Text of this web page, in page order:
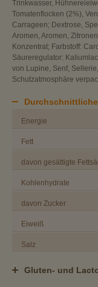
Trinkwasser,
Tomatenflocken (2%),
Carrageen; Dextrose,
Aromen, Aromen,
Konzentrat; Farbstoff:
Säureregulator:
von Lupine, Senf,
Schutzatmosphäre
Energie
Fett
davon gesättigte
Kohlenhydrate
davon Zucker
Eiweiß
Salz
Gluten- und